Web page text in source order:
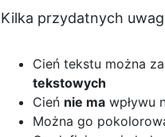
Kilka przydatnych uwag
Cień tekstu można
tekstowych
Cień nie mawpływu
Można go